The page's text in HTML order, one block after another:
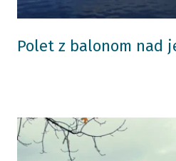
Polet z balonom nad